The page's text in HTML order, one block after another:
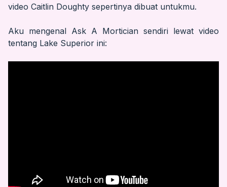
video Caitlin Doughty sepertinya dibuat untukmu.
Aku mengenal Ask A Mortician sendiri lewat video
tentang Lake Superior ini: